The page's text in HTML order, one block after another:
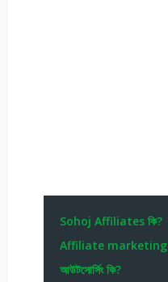
Sohoj Affiliates কি?
Affiliate marketing
আউটসোর্সিং কি?